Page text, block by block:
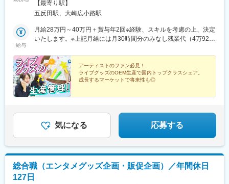
分・都営浅草線「五反田駅」徒歩8分・東急池上線「大崎広小路
駅」徒歩8分・東急目黒線「不動前駅」徒歩5分※年1回程度、生産
です）
【最寄り駅】
五反田駅、大崎広小路駅
給与
月給28万円～40万円＋賞与年2回※経験、スキルを考慮の上、決定
いたします。※上記月給には月30時間分のみなし残業代（4万9200
アーティストのファン必見！
ライブグッズのOEM生産で国内トップクラスシェア。
成長するマーケットで将来性も◎
・昇給・賞与年2回で「推し活」もはかどる！
気になる 応募する
総合職（エンタメグッズ企画・販促企画）／年間休日
127日